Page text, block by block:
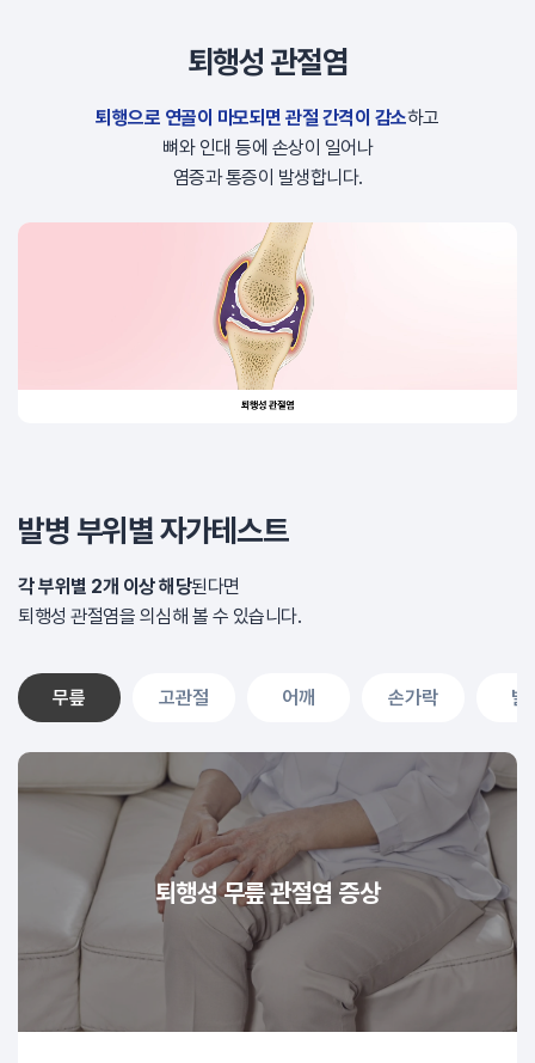
퇴행성 관절염
퇴행으로 연골이 마모되면 관절 간격이 감소하고
뼈와 인대 등에 손상이 일어나
염증과 통증이 발생합니다.
발병 부위별 자가테스트
각 부위별 2개 이상 해당된다면
퇴행성 관절염을 의심해 볼 수 있습니다.
무릎 고관절 어깨 손가락 발
퇴행성 무릎 관절염 증상